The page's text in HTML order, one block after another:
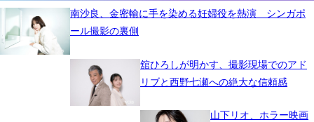
南沙良、金密輸に手を染める妊婦役を熱演 シンガポ
ール撮影の裏側
舘ひろしが明かす、撮影現場でのアド
リブと西野七瀬への絶大な信頼感
山下リオ、ホラー映画